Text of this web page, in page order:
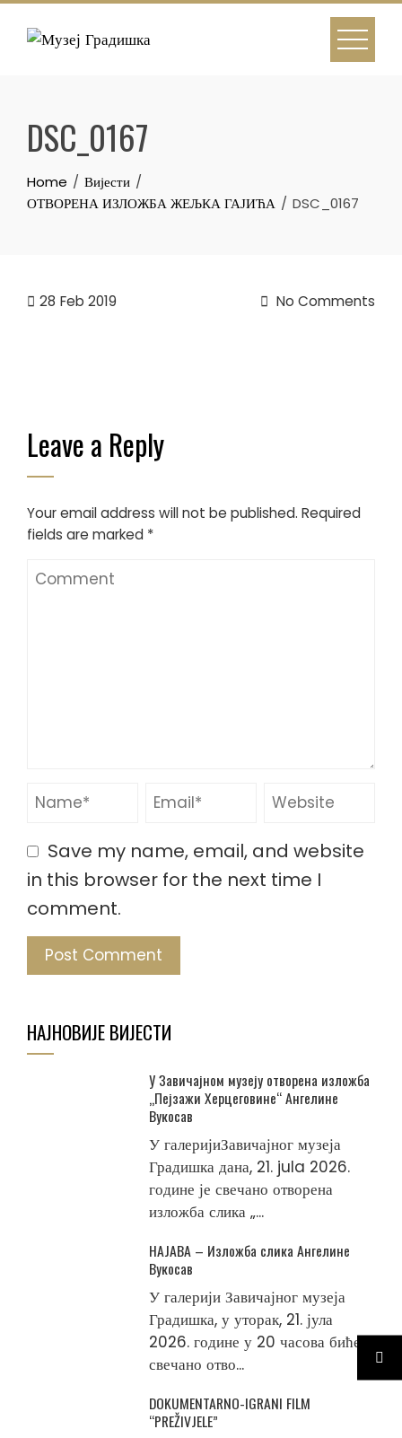
Skip
DSC_0167
Home
Вијести
ОТВОРЕНА ИЗЛОЖБА ЖЕЉКА ГАЈИЋА
DSC_0167
28 Feb 2019 No Comments
Leave a Reply
Your email address will not be published. Required
fields are marked *
Save my name, email, and website
in this browser for the next time I
comment.
НАЈНОВИЈЕ ВИЈЕСТИ
У Завичајном музеју отворена изложба
„Пејзажи Херцеговине“ Ангелине
Вукосав
У галеријиЗавичајног музеја
Градишка дана, 21. jula 2026.
године је свечано отворена
изложба слика „...
НАЈАВА – Изложба слика Ангелине
Вукосав
У галерији Завичајног музеја
Градишка, у уторак, 21. јула
2026. године у 20 часова биће
свечано отво...
DOKUMENTARNO-IGRANI FILM
“PREŽIVJELE”